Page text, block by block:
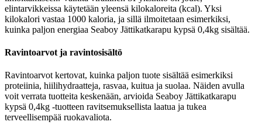
elintarvikkeissa käytetään yleensä kilokaloreita (kcal). Yksi
kilokalori vastaa 1000 kaloria, ja sillä ilmoitetaan esimerkiksi,
kuinka paljon energiaa Seaboy Jättikatkarapu kypsä 0,4kg sisältää.
Ravintoarvot ja ravintosisältö
Ravintoarvot kertovat, kuinka paljon tuote sisältää esimerkiksi
proteiinia, hiilihydraatteja, rasvaa, kuitua ja suolaa. Näiden avulla
voit verrata tuotteita keskenään, arvioida Seaboy Jättikatkarapu
kypsä 0,4kg -tuotteen ravitsemuksellista laatua ja tukea
terveellisempää ruokavaliota.